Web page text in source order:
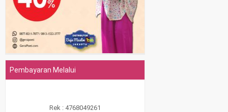
Pembayaran Melalui
Rek : 4768049261